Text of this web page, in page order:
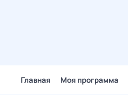
Главная Моя программа